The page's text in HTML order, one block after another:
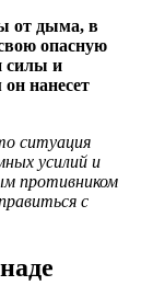
от дыма, в
опасную
силы и
нанесет
ситуация
усилий и
противником
с